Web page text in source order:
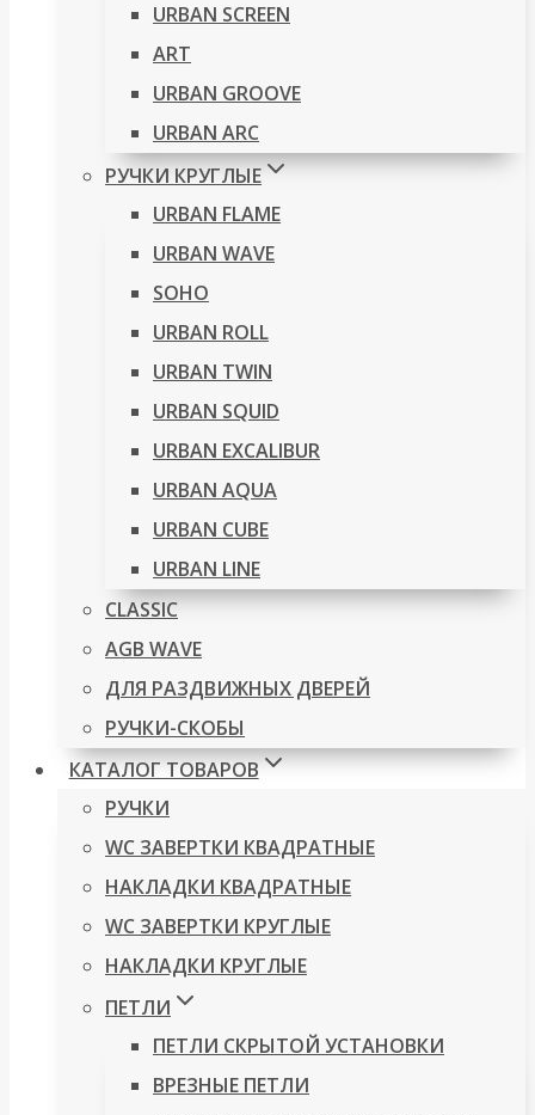
URBAN SCREEN
ART
URBAN GROOVE
URBAN ARC
РУЧКИ КРУГЛЫЕ
URBAN FLAME
URBAN WAVE
SOHO
URBAN ROLL
URBAN TWIN
URBAN SQUID
URBAN EXCALIBUR
URBAN AQUA
URBAN CUBE
URBAN LINE
CLASSIC
AGB WAVE
ДЛЯ РАЗДВИЖНЫХ ДВЕРЕЙ
РУЧКИ-СКОБЫ
КАТАЛОГ ТОВАРОВ
РУЧКИ
WC ЗАВЕРТКИ КВАДРАТНЫЕ
НАКЛАДКИ КВАДРАТНЫЕ
WC ЗАВЕРТКИ КРУГЛЫЕ
НАКЛАДКИ КРУГЛЫЕ
ПЕТЛИ
ПЕТЛИ СКРЫТОЙ УСТАНОВКИ
ВРЕЗНЫЕ ПЕТЛИ